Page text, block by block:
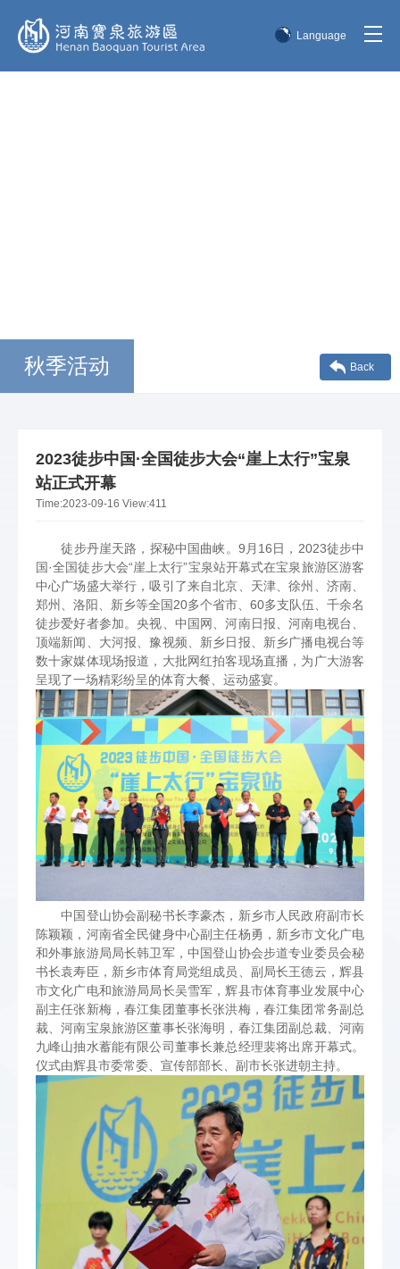
Language
秋季活动 Back
2023徒步中国·全国徒步大会“崖上太行”宝泉
站正式开幕
Time:2023-09-16 View:411
徒步丹崖天路，探秘中国曲峡。9月16日，2023徒步中
国·全国徒步大会“崖上太行”宝泉站开幕式在宝泉旅游区游客
中心广场盛大举行，吸引了来自北京、天津、徐州、济南、
郑州、洛阳、新乡等全国20多个省市、60多支队伍、千余名
徒步爱好者参加。央视、中国网、河南日报、河南电视台、
顶端新闻、大河报、豫视频、新乡日报、新乡广播电视台等
数十家媒体现场报道，大批网红拍客现场直播，为广大游客
呈现了一场精彩纷呈的体育大餐、运动盛宴。
中国登山协会副秘书长李豪杰，新乡市人民政府副市长
陈颖颖，河南省全民健身中心副主任杨勇，新乡市文化广电
和外事旅游局局长韩卫军，中国登山协会步道专业委员会秘
书长袁寿臣，新乡市体育局党组成员、副局长王德云，辉县
市文化广电和旅游局局长吴雪军，辉县市体育事业发展中心
副主任张新梅，春江集团董事长张洪梅，春江集团常务副总
裁、河南宝泉旅游区董事长张海明，春江集团副总裁、河南
九峰山抽水蓄能有限公司董事长兼总经理裴将出席开幕式。
仪式由辉县市委常委、宣传部部长、副市长张进朝主持。